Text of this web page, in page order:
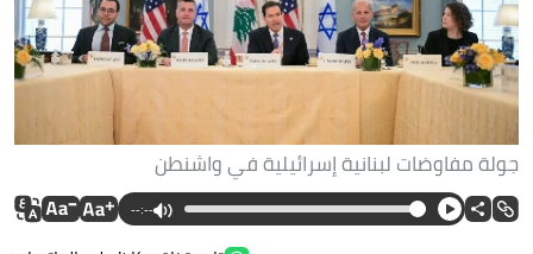
جولة مفاوضات لبنانية إسرائيلية في واشنطن
--:--